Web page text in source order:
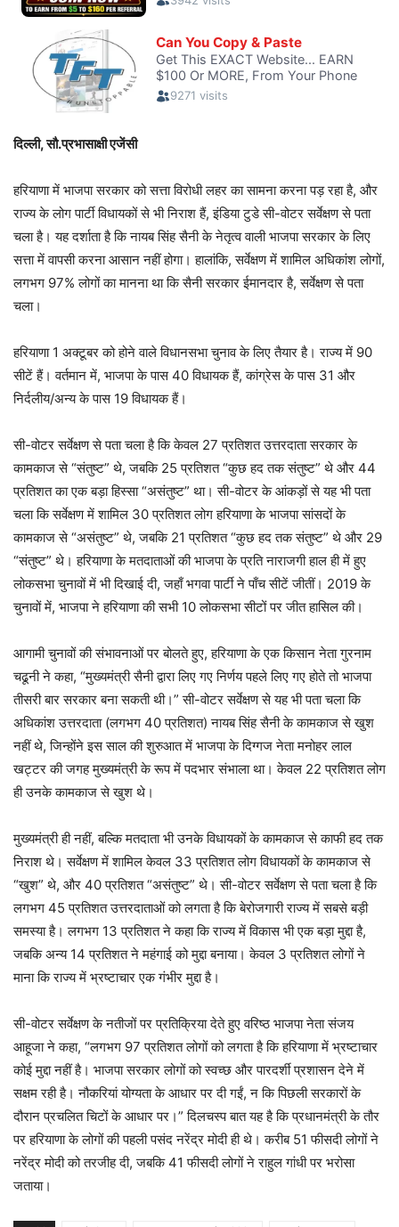
दिल्ली, सौ.प्रभासाक्षी एजेंसी
हरियाणा में भाजपा सरकार को सत्ता विरोधी लहर का सामना करना पड़ रहा है, और
राज्य के लोग पार्टी विधायकों से भी निराश हैं, इंडिया टुडे सी-वोटर सर्वेक्षण से पता
चला है। यह दर्शाता है कि नायब सिंह सैनी के नेतृत्व वाली भाजपा सरकार के लिए
सत्ता में वापसी करना आसान नहीं होगा। हालांकि, सर्वेक्षण में शामिल अधिकांश लोगों,
लगभग 97% लोगों का मानना ​​था कि सैनी सरकार ईमानदार है, सर्वेक्षण से पता
चला।
हरियाणा 1 अक्टूबर को होने वाले विधानसभा चुनाव के लिए तैयार है। राज्य में 90
सीटें हैं। वर्तमान में, भाजपा के पास 40 विधायक हैं, कांग्रेस के पास 31 और
निर्दलीय/अन्य के पास 19 विधायक हैं।
सी-वोटर सर्वेक्षण से पता चला है कि केवल 27 प्रतिशत उत्तरदाता सरकार के
कामकाज से “संतुष्ट” थे, जबकि 25 प्रतिशत “कुछ हद तक संतुष्ट” थे और 44
प्रतिशत का एक बड़ा हिस्सा “असंतुष्ट” था। सी-वोटर के आंकड़ों से यह भी पता
चला कि सर्वेक्षण में शामिल 30 प्रतिशत लोग हरियाणा के भाजपा सांसदों के
कामकाज से “असंतुष्ट” थे, जबकि 21 प्रतिशत “कुछ हद तक संतुष्ट” थे और 29
“संतुष्ट” थे। हरियाणा के मतदाताओं की भाजपा के प्रति नाराजगी हाल ही में हुए
लोकसभा चुनावों में भी दिखाई दी, जहाँ भगवा पार्टी ने पाँच सीटें जीतीं। 2019 के
चुनावों में, भाजपा ने हरियाणा की सभी 10 लोकसभा सीटों पर जीत हासिल की।
आगामी चुनावों की संभावनाओं पर बोलते हुए, हरियाणा के एक किसान नेता गुरनाम
चढूनी ने कहा, “मुख्यमंत्री सैनी द्वारा लिए गए निर्णय पहले लिए गए होते तो भाजपा
तीसरी बार सरकार बना सकती थी।” सी-वोटर सर्वेक्षण से यह भी पता चला कि
अधिकांश उत्तरदाता (लगभग 40 प्रतिशत) नायब सिंह सैनी के कामकाज से खुश
नहीं थे, जिन्होंने इस साल की शुरुआत में भाजपा के दिग्गज नेता मनोहर लाल
खट्टर की जगह मुख्यमंत्री के रूप में पदभार संभाला था। केवल 22 प्रतिशत लोग
ही उनके कामकाज से खुश थे।
मुख्यमंत्री ही नहीं, बल्कि मतदाता भी उनके विधायकों के कामकाज से काफी हद तक
निराश थे। सर्वेक्षण में शामिल केवल 33 प्रतिशत लोग विधायकों के कामकाज से
“खुश” थे, और 40 प्रतिशत “असंतुष्ट” थे। सी-वोटर सर्वेक्षण से पता चला है कि
लगभग 45 प्रतिशत उत्तरदाताओं को लगता है कि बेरोजगारी राज्य में सबसे बड़ी
समस्या है। लगभग 13 प्रतिशत ने कहा कि राज्य में विकास भी एक बड़ा मुद्दा है,
जबकि अन्य 14 प्रतिशत ने महंगाई को मुद्दा बनाया। केवल 3 प्रतिशत लोगों ने
माना कि राज्य में भ्रष्टाचार एक गंभीर मुद्दा है।
सी-वोटर सर्वेक्षण के नतीजों पर प्रतिक्रिया देते हुए वरिष्ठ भाजपा नेता संजय
आहूजा ने कहा, “लगभग 97 प्रतिशत लोगों को लगता है कि हरियाणा में भ्रष्टाचार
कोई मुद्दा नहीं है। भाजपा सरकार लोगों को स्वच्छ और पारदर्शी प्रशासन देने में
सक्षम रही है। नौकरियां योग्यता के आधार पर दी गईं, न कि पिछली सरकारों के
दौरान प्रचलित चिटों के आधार पर।” दिलचस्प बात यह है कि प्रधानमंत्री के तौर
पर हरियाणा के लोगों की पहली पसंद नरेंद्र मोदी ही थे। करीब 51 फीसदी लोगों ने
नरेंद्र मोदी को तरजीह दी, जबकि 41 फीसदी लोगों ने राहुल गांधी पर भरोसा
जताया।